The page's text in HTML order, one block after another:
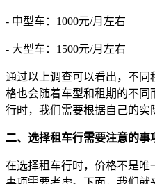
- 中型车：1000元/月左右
- 大型车：1500元/月左右
通过以上调查可以看出，不
格也会随着车型和租期的不
行时，我们需要根据自己的实
二、选择租车行需要注意的事
在选择租车行时，价格不是